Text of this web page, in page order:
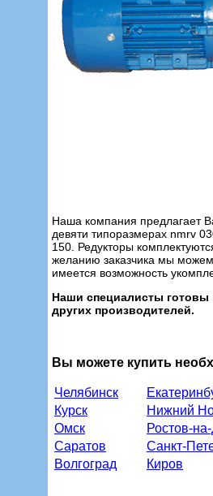
Наша компания предлагает
девяти типоразмерах nmrv
150. Редукторы
желанию заказчика мы
имеется возможность
Наши специалисты готовы
других производителей.
Вы можете купить
Челябинск
Курск
Нижний
Омск
Ростов-
Саратов
Санкт-
Волгоград
Киров